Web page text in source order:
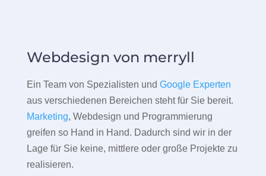
Webdesign von merryll
Ein Team von Spezialisten und Google Experten
aus verschiedenen Bereichen steht für Sie bereit.
Marketing, Webdesign und Programmierung
greifen so Hand in Hand. Dadurch sind wir in der
Lage für Sie keine, mittlere oder große Projekte zu
realisieren.